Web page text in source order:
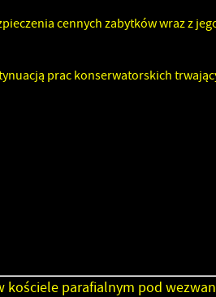
cennych zabytków wraz z
prac konserwatorskich
kościele parafialnym pod